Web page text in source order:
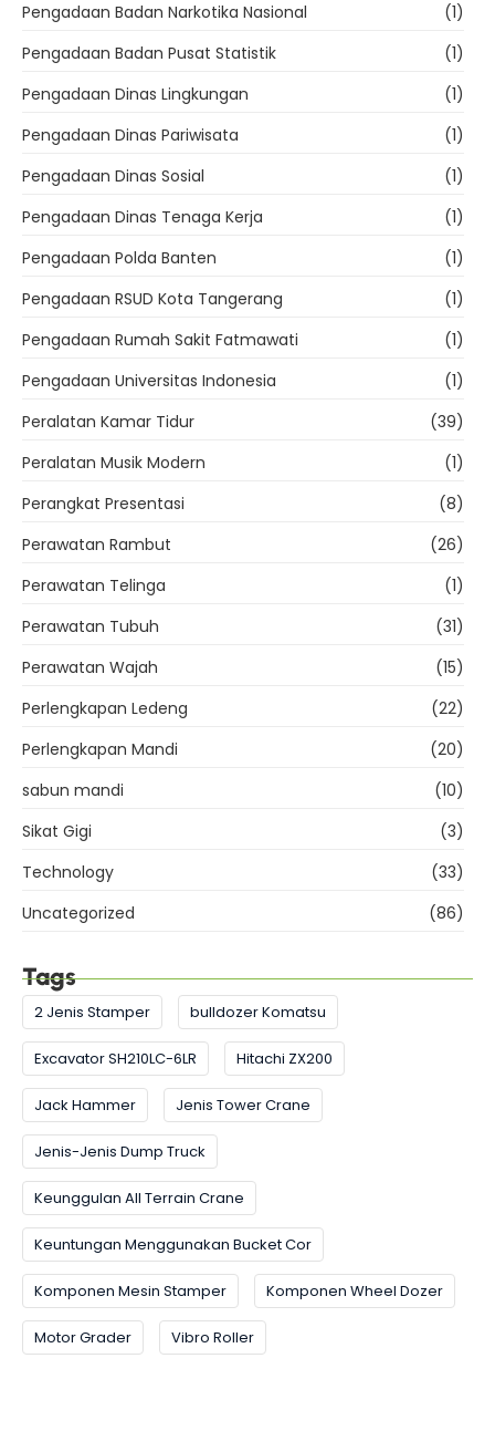
Pengadaan Badan Narkotika Nasional
(1)
Pengadaan Badan Pusat Statistik
(1)
Pengadaan Dinas Lingkungan
(1)
Pengadaan Dinas Pariwisata
(1)
Pengadaan Dinas Sosial
(1)
Pengadaan Dinas Tenaga Kerja
(1)
Pengadaan Polda Banten
(1)
Pengadaan RSUD Kota Tangerang
(1)
Pengadaan Rumah Sakit Fatmawati
(1)
Pengadaan Universitas Indonesia
(1)
Peralatan Kamar Tidur
(39)
Peralatan Musik Modern
(1)
Perangkat Presentasi
(8)
Perawatan Rambut
(26)
Perawatan Telinga
(1)
Perawatan Tubuh
(31)
Perawatan Wajah
(15)
Perlengkapan Ledeng
(22)
Perlengkapan Mandi
(20)
sabun mandi
(10)
Sikat Gigi
(3)
Technology
(33)
Uncategorized
(86)
Tags
2 Jenis Stamper bulldozer Komatsu
Excavator SH210LC-6LR Hitachi ZX200
Jack Hammer Jenis Tower Crane
Jenis-Jenis Dump Truck
Keunggulan All Terrain Crane
Keuntungan Menggunakan Bucket Cor
Komponen Mesin Stamper Komponen Wheel Dozer
Motor Grader Vibro Roller